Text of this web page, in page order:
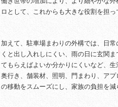
ロとして、これからも大きな役割を担
加えて、駐車場まわりの外構では、日
くと出し入れしにくい、雨の日に玄関
てもらえばよいか分かりにくいなど、
奥行き、舗装材、照明、門まわり、ア
の移動をスムーズにし、家族の負担を